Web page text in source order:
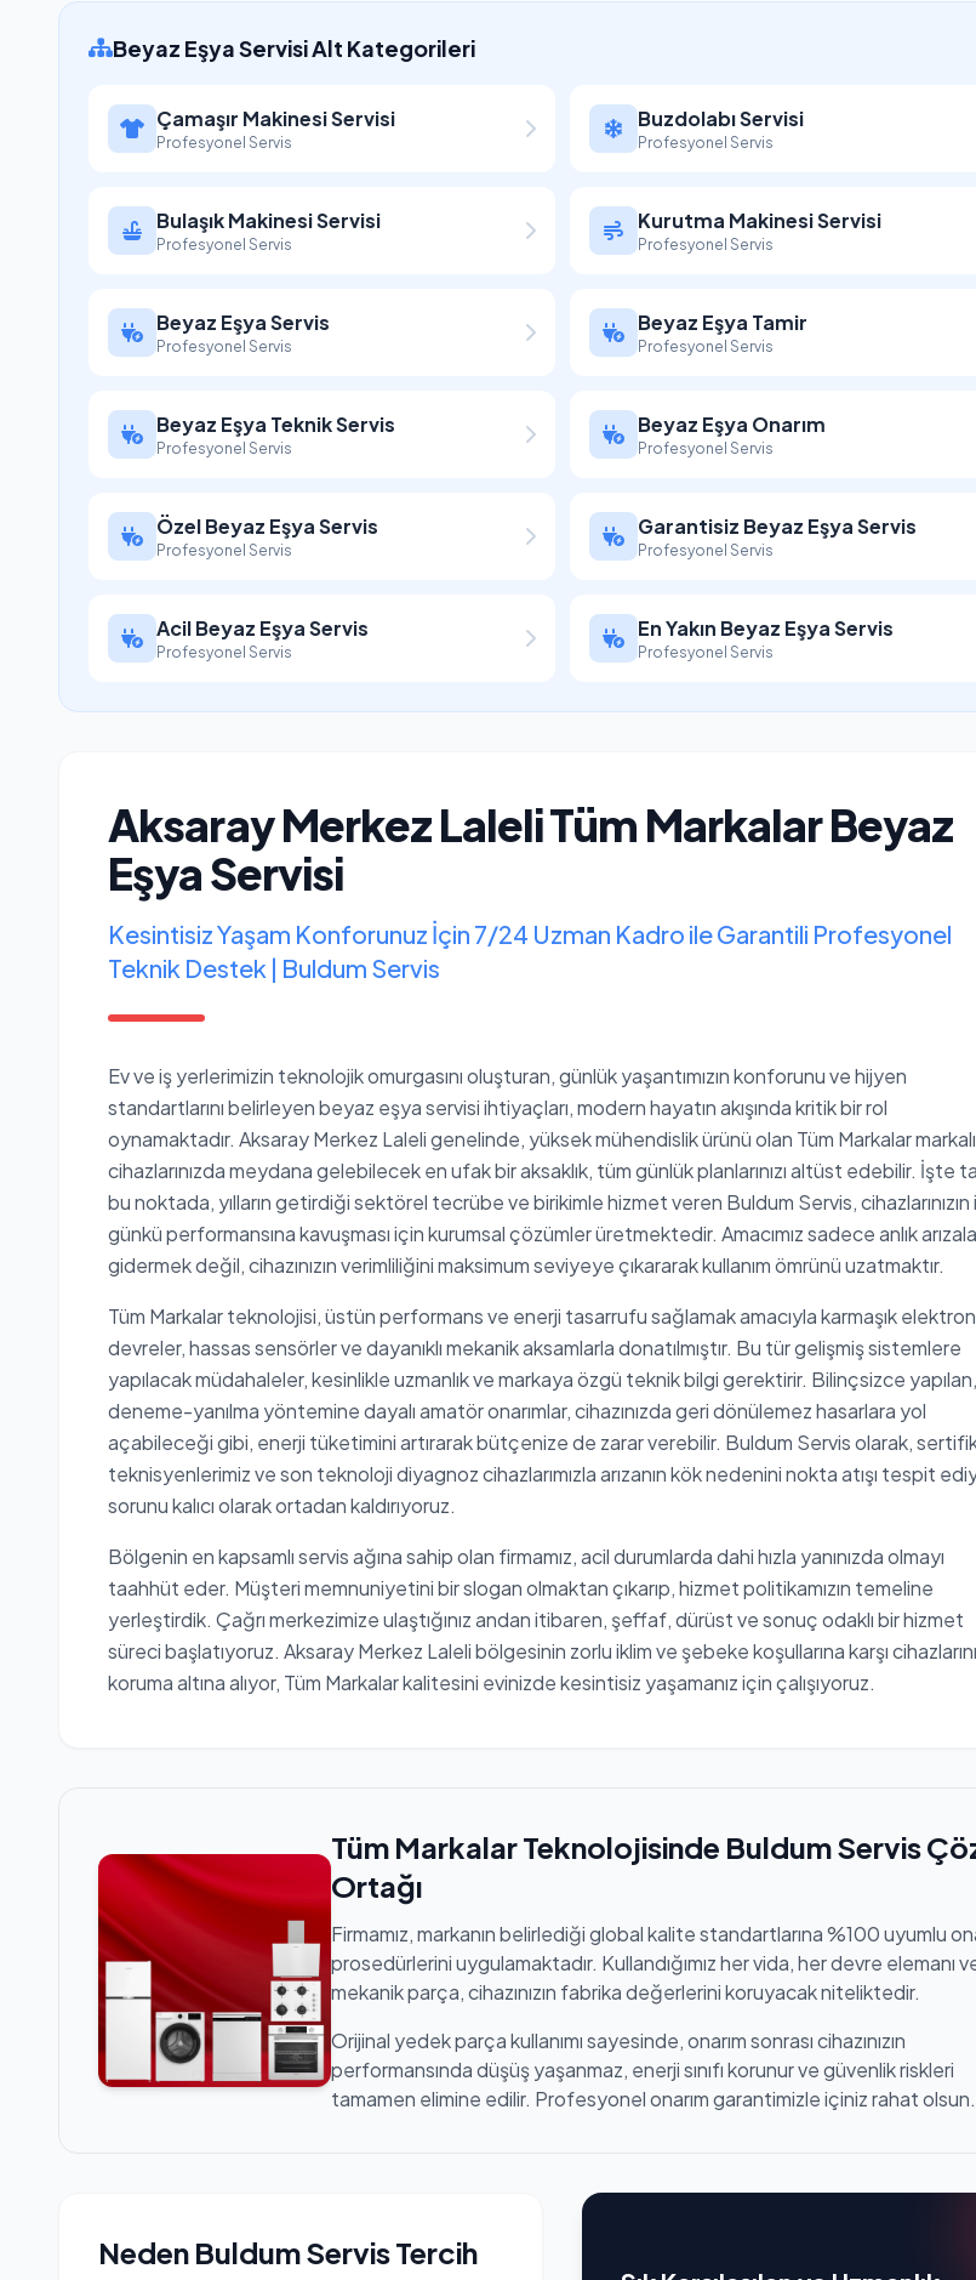
Beyaz Eşya Servisi Alt Kategorileri
Çamaşır Makinesi Servisi
Profesyonel Servis
Buzdolabı Servisi
Profesyonel Servis
Bulaşık Makinesi Servisi
Profesyonel Servis
Kurutma Makinesi Servisi
Profesyonel Servis
Beyaz Eşya Servis
Profesyonel Servis
Beyaz Eşya Tamir
Profesyonel Servis
Beyaz Eşya Teknik Servis
Profesyonel Servis
Beyaz Eşya Onarım
Profesyonel Servis
Özel Beyaz Eşya Servis
Profesyonel Servis
Garantisiz Beyaz Eşya Servis
Profesyonel Servis
Acil Beyaz Eşya Servis
Profesyonel Servis
En Yakın Beyaz Eşya Servis
Profesyonel Servis
Aksaray Merkez Laleli Tüm Markalar Beyaz
Eşya Servisi
Kesintisiz Yaşam Konforunuz İçin 7/24 Uzman Kadro ile Garantili Profesyonel
Teknik Destek | Buldum Servis
Ev ve iş yerlerimizin teknolojik omurgasını oluşturan, günlük yaşantımızın konforunu ve hijyen
standartlarını belirleyen beyaz eşya servisi ihtiyaçları, modern hayatın akışında kritik bir rol
oynamaktadır. Aksaray Merkez Laleli genelinde, yüksek mühendislik ürünü olan Tüm Markalar markalı
cihazlarınızda meydana gelebilecek en ufak bir aksaklık, tüm günlük planlarınızı altüst edebilir. İşte
bu noktada, yılların getirdiği sektörel tecrübe ve birikimle hizmet veren Buldum Servis, cihazlarınızın
günkü performansına kavuşması için kurumsal çözümler üretmektedir. Amacımız sadece anlık
gidermek değil, cihazınızın verimliliğini maksimum seviyeye çıkararak kullanım ömrünü uzatmaktır.
Tüm Markalar teknolojisi, üstün performans ve enerji tasarrufu sağlamak amacıyla karmaşık
devreler, hassas sensörler ve dayanıklı mekanik aksamlarla donatılmıştır. Bu tür gelişmiş sistemlere
yapılacak müdahaleler, kesinlikle uzmanlık ve markaya özgü teknik bilgi gerektirir. Bilinçsizce yapılan,
deneme-yanılma yöntemine dayalı amatör onarımlar, cihazınızda geri dönülemez hasarlara yol
açabileceği gibi, enerji tüketimini artırarak bütçenize de zarar verebilir. Buldum Servis olarak,
teknisyenlerimiz ve son teknoloji diyagnoz cihazlarımızla arızanın kök nedenini nokta atışı tespit
sorunu kalıcı olarak ortadan kaldırıyoruz.
Bölgenin en kapsamlı servis ağına sahip olan firmamız, acil durumlarda dahi hızla yanınızda olmayı
taahhüt eder. Müşteri memnuniyetini bir slogan olmaktan çıkarıp, hizmet politikamızın temeline
yerleştirdik. Çağrı merkezimize ulaştığınız andan itibaren, şeffaf, dürüst ve sonuç odaklı bir hizmet
süreci başlatıyoruz. Aksaray Merkez Laleli bölgesinin zorlu iklim ve şebeke koşullarına karşı
koruma altına alıyor, Tüm Markalar kalitesini evinizde kesintisiz yaşamanız için çalışıyoruz.
Tüm Markalar Teknolojisinde Buldum Servis
Ortağı
Firmamız, markanın belirlediği global kalite standartlarına %100 uyumlu
prosedürlerini uygulamaktadır. Kullandığımız her vida, her devre elemanı
mekanik parça, cihazınızın fabrika değerlerini koruyacak niteliktedir.
Orijinal yedek parça kullanımı sayesinde, onarım sonrası cihazınızın
performansında düşüş yaşanmaz, enerji sınıfı korunur ve güvenlik riskleri
tamamen elimine edilir. Profesyonel onarım garantimizle içiniz rahat olsun.
Neden Buldum Servis Tercih